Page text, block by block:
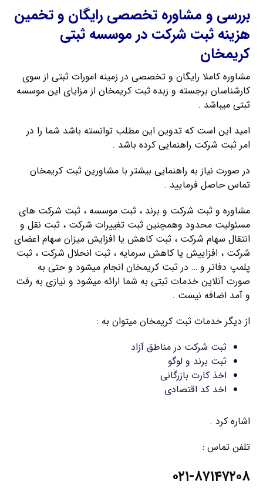
بررسی و مشاوره تخصصی رایگان و تخمین
هزینه ثبت شرکت در موسسه ثبتی
کریمخان
مشاوره کاملا رایگان و تخصصی در زمینه امورات ثبتی از سوی
کارشناسان برجسته و زبده ثبت کریمخان از مزایای این موسسه
ثبتی میباشد .
امید این است که تدوین این مطلب توانسته باشد شما را در
امر ثبت شرکت راهنمایی کرده باشد .
در صورت نیاز به راهنمایی بیشتر با مشاورین ثبت کریمخان
تماس حاصل فرمایید .
مشاوره و ثبت شرکت و برند ، ثبت موسسه ، ثبت شرکت های
مسئولیت محدود وهمچنین ثبت تغییرات شرکت ، ثبت نقل و
انتقال سهام شرکت ، ثبت کاهش یا افزایش میزان سهام اعضای
شرکت ، افزاییش یا کاهش سرمایه ، ثبت انحلال شرکت ، ثبت
پلمپ دفاتر و … در ثبت کریمخان انجام میشود و حتی به
صورت آنلاین خدمات ثبتی به شما ارائه میشود و نیازی به رفت
و آمد اضافه نیست .
از دیگر خدمات ثبت کریمخان میتوان به :
ثبت شرکت در مناطق آزاد
ثبت برند و لوگو
اخذ کارت بازرگانی
اخد کد اقتصادی
اشاره کرد .
تلفن تماس :
۰۲۱-۸۷۱۴۷۲۰۸